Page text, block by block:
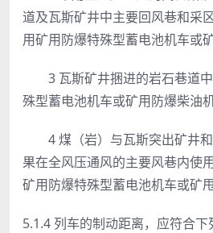
道及瓦斯矿井中主要回风巷和采
用矿用防爆特殊型蓄电池机车或
3 瓦斯矿井捆进的岩石巷道
殊型蓄电池机车或矿用防爆柴油机
4 煤（岩）与瓦斯突出矿井
果在全风压通风的主要风巷内使
矿用防爆特殊型蓄电池机车或矿
5.1.4 列车的制动距离，应符合下